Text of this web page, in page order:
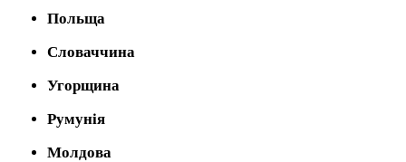
Польща
Словаччина
Угорщина
Румунія
Молдова